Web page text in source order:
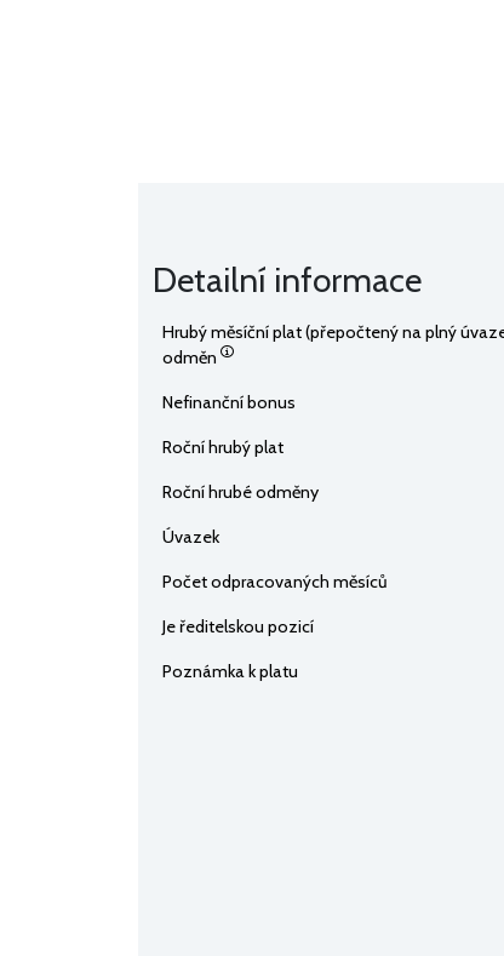
Detailní informace
Hrubý měsíční plat (přepočtený na plný
odměn
Nefinanční bonus
Roční hrubý plat
Roční hrubé odměny
Úvazek
Počet odpracovaných měsíců
Je ředitelskou pozicí
Poznámka k platu